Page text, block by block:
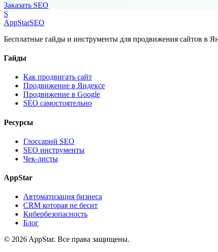
Заказать SEO
S
AppStarSEO
Бесплатные гайды и инструменты для продвижения сайтов в
Гайды
Как продвигать сайт
Продвижение в Яндексе
Продвижение в Google
SEO самостоятельно
Ресурсы
Глоссарий SEO
SEO инструменты
Чек-листы
AppStar
Автоматизация бизнеса
CRM которая не бесит
Кибербезопасность
Блог
© 2026 AppStar. Все права защищены.